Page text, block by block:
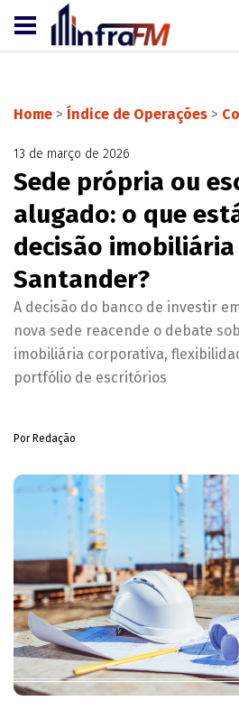
Home > Índice de Operações >
13 de março de 2026
Sede própria ou
alugado: o que
decisão
Santander?
A decisão do banco de investir
nova sede reacende o debate
imobiliária corporativa,
portfólio de escritórios
Por Redação